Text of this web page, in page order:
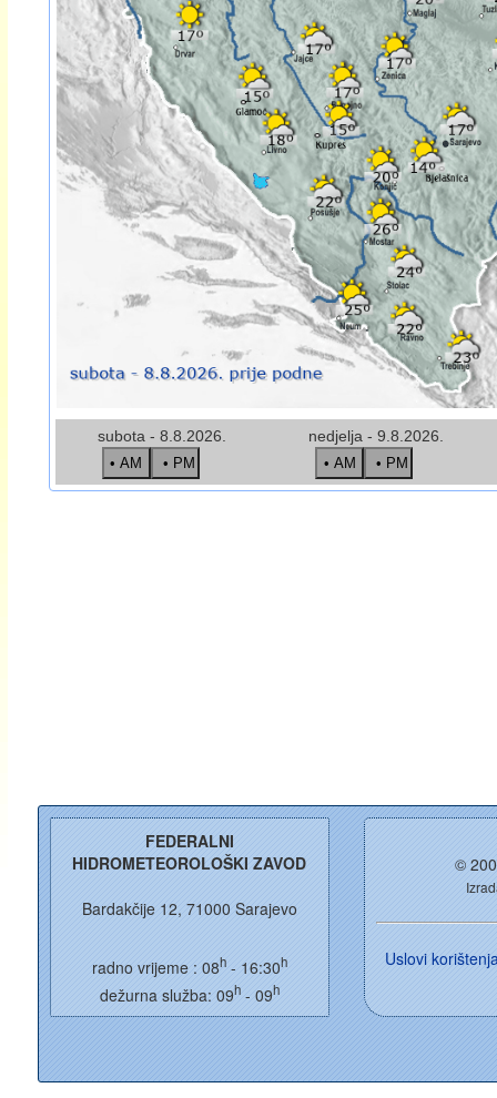
subota - 8.8.2026.
• AM • PM
nedjelja - 9.8.2026.
• AM • PM
FEDERALNI
HIDROMETEOROLOŠKI ZAVOD
Bardakčije 12, 71000 Sarajevo
radno vrijeme : 08h- 16:30h
dežurna služba: 09h- 09h
©
Uslovi